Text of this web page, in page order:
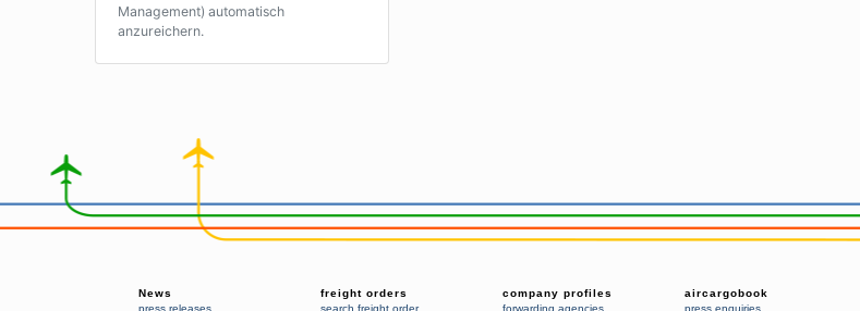
Management) automatisch
anzureichern.
News
press releases
freight orders
search freight order
company profiles
forwarding agencies
aircargobook
press enquiries